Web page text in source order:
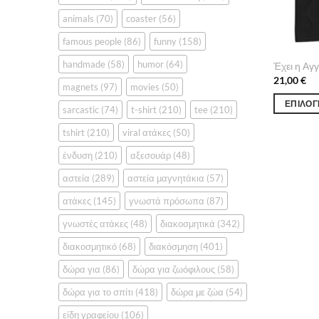
animals (70) coaster (56)
famous people (86) funny (158)
handmade (58) humor (64)
magnets (97) movies (50)
sarcastic (74) t-shirt (210) tee (210)
tshirt (210) viral ατάκες (50)
ένδυση (210) αξεσουάρ (48)
αστεία (289) αστεία μαγνητάκια (57)
ατάκες (145) γνωστά πρόσωπα (87)
γνωστές ατάκες (48) διακοσμητικά (342)
διακοσμητικό (68) διακόσμηση (401)
δώρα για (86) δώρα για ζωόφιλους (58)
δώρα για το σπίτι (418) δώρα με ζώα (54)
είδη γραφείου (106)
Έχει η
21,00€